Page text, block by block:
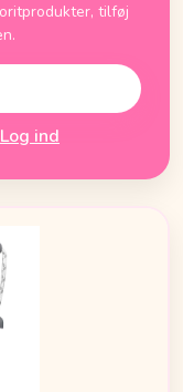
tilføj
Log ind